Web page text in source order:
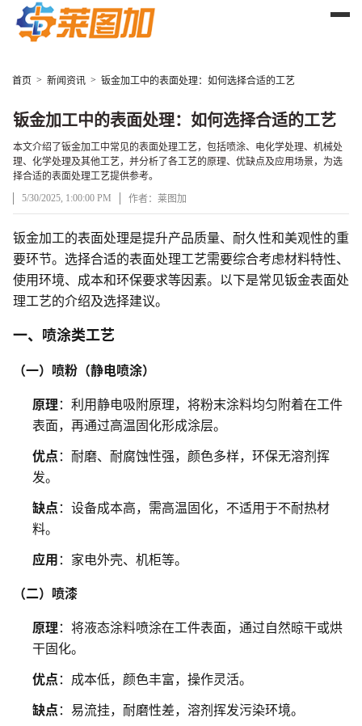
首页 > 新闻资讯 > 钣金加工中的表面处理：如何选择合适的工艺
钣金加工中的表面处理：如何选择合适的工艺
本文介绍了钣金加工中常见的表面处理工艺，包括喷涂、电化学处理、机械处
理、化学处理及其他工艺，并分析了各工艺的原理、优缺点及应用场景，为选
择合适的表面处理工艺提供参考。
5/30/2025, 1:00:00 PM
作者：莱图加
文章正文
钣金加工的表面处理是提升产品质量、耐久性和美观性的重
要环节。选择合适的表面处理工艺需要综合考虑材料特性、
使用环境、成本和环保要求等因素。以下是常见钣金表面处
理工艺的介绍及选择建议。
一、喷涂类工艺
（一）喷粉（静电喷涂）
原理 ：利用静电吸附原理，将粉末涂料均匀附着在工件
表面，再通过高温固化形成涂层。
优点 ：耐磨、耐腐蚀性强，颜色多样，环保无溶剂挥
发。
缺点 ：设备成本高，需高温固化，不适用于不耐热材
料。
应用 ：家电外壳、机柜等。
（二）喷漆
原理 ：将液态涂料喷涂在工件表面，通过自然晾干或烘
干固化。
优点 ：成本低，颜色丰富，操作灵活。
缺点 ：易流挂，耐磨性差，溶剂挥发污染环境。